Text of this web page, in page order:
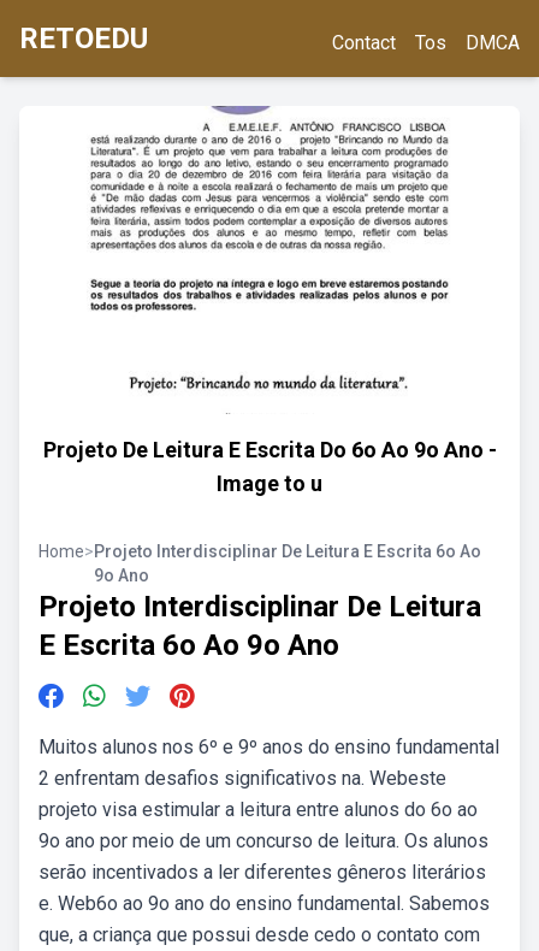
RETOEDU Contact Tos DMCA
Projeto De Leitura E Escrita Do 6o Ao 9o Ano -
Image to u
Home>Projeto Interdisciplinar De Leitura E Escrita 6o Ao
9o Ano
Projeto Interdisciplinar De Leitura
E Escrita 6o Ao 9o Ano
Muitos alunos nos 6º e 9º anos do ensino fundamental
2 enfrentam desafios significativos na. Webeste
projeto visa estimular a leitura entre alunos do 6o ao
9o ano por meio de um concurso de leitura. Os alunos
serão incentivados a ler diferentes gêneros literários
e. Web6o ao 9o ano do ensino fundamental. Sabemos
que, a criança que possui desde cedo o contato com